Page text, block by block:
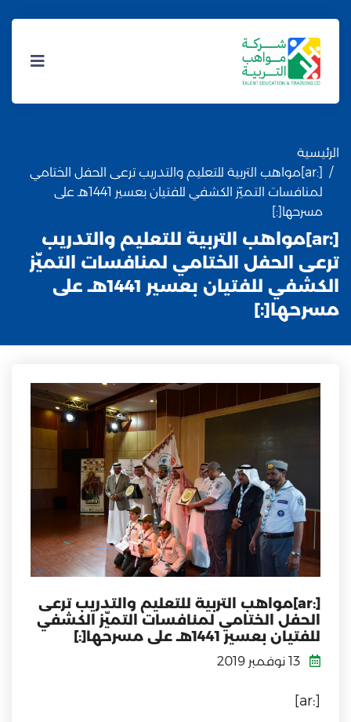
الرئيسية
[:ar]مواهب التربية للتعليم والتدريب ترعى الحفل الختامي
لمنافسات التميّز الكشفي للفتيان بعسير 1441هـ على
مسرحها[:]
[:ar]مواهب التربية للتعليم والتدريب
ترعى الحفل الختامي لمنافسات التميّز
الكشفي للفتيان بعسير 1441هـ على
مسرحها[:]
[:ar]مواهب التربية للتعليم والتدريب ترعى
الحفل الختامي لمنافسات التميّز الكشفي
للفتيان بعسير 1441هـ على مسرحها[:]
[:ar]